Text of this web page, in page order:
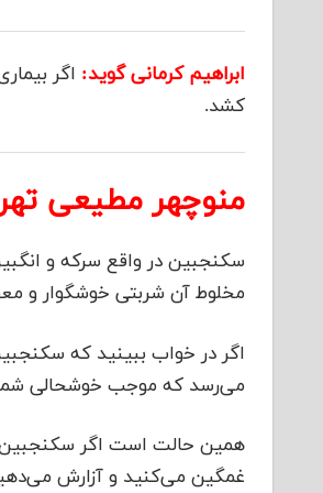
ابراهیم کرمانی گوید: اگر
کشد.
منوچهر مطیعی
سکنجبین در واقع سرکه و
مخلوط آن شربتی خوشگوار و
اگر در خواب ببینید که
می‌رسد که موجب خوشحالی
همین حالت است اگر سکنجبین
غمگین می‌کنید و آزارش